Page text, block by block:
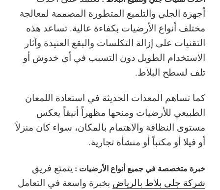
أجهزة الجلي والتلميع المتطورة المصممة لمعالجة
مختلف أنواع الأرضيات بكفاءة عالية. تساعد هذه
التقنيات على إزالة التكلسات والبقع العنيدة وآثار
الاستخدام الطويل دون التسبب في أي خدوش أو
تلف لسطح البلاط.
كما تساهم المعدات الحديثة في استعادة اللمعان
الطبيعي للأرضيات ومنحها مظهراً أنيقاً يعكس
مستوى النظافة والاهتمام بالمكان، سواء كان منزلاً
أو فيلا أو مكتباً أو منشأة تجارية.
خبرة متخصصة في جميع أنواع الأرضيات : يتمتع فريق
شركة جلي بلاط بالرياض بخبرة واسعة في التعامل